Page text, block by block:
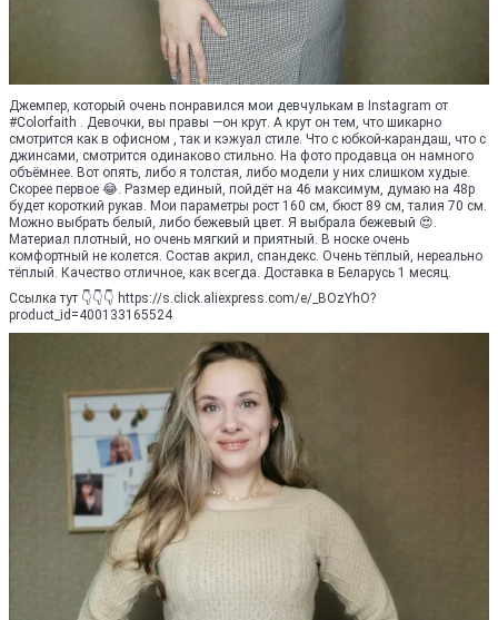
Джемпер, который очень понравился мои девчулькам в Instagram от
#Colorfaith . Девочки, вы правы —он крут. А крут он тем, что шикарно
смотрится как в офисном , так и кэжуал стиле. Что с юбкой-карандаш, что с
джинсами, смотрится одинаково стильно. На фото продавца он намного
объёмнее. Вот опять, либо я толстая, либо модели у них слишком худые.
Скорее первое 😂. Размер единый, пойдёт на 46 максимум, думаю на 48р
будет короткий рукав. Мои параметры рост 160 см, бюст 89 см, талия 70 см.
Можно выбрать белый, либо бежевый цвет. Я выбрала бежевый 😍.
Материал плотный, но очень мягкий и приятный. В носке очень
комфортный не колется. Состав акрил, спандекс. Очень тёплый, нереально
тёплый. Качество отличное, как всегда. Доставка в Беларусь 1 месяц.
Ссылка тут 👇👇👇 https://s.click.aliexpress.com/e/_BOzYhO?
product_id=400133165524